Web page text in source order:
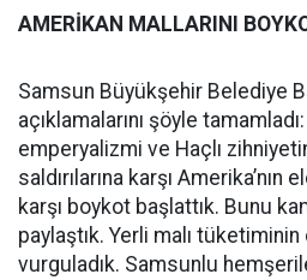
AMERİKAN MALLARINI
Samsun Büyükşehir Belediye
açıklamalarını şöyle
emperyalizmi ve Haçlı
saldırılarına karşı
karşı boykot başlattık. Bunu
paylaştık. Yerli malı
vurguladık. Samsunlu